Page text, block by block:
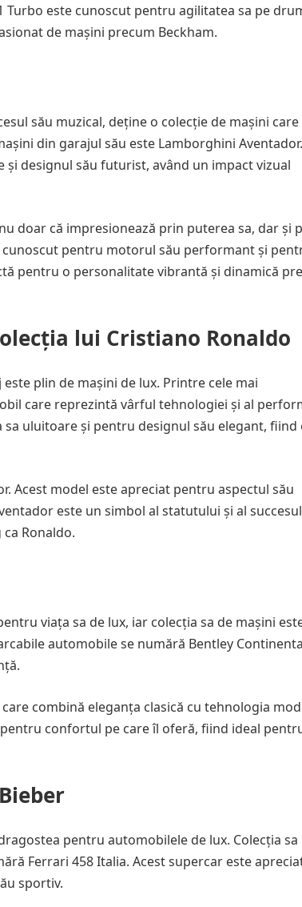
este cunoscut pentru agilitatea sa pe
de mașini precum Beckham.
său muzical, deține o colecție de mașini care
din garajul său este Lamborghini
designul său futurist, având un impact vizual
doar că impresionează prin puterea sa, dar și
pentru motorul său performant și
pentru o personalitate vibrantă și dinamică
lui Cristiano Ronaldo
plin de mașini de lux. Printre cele mai
care reprezintă vârful tehnologiei și al
uluitoare și pentru designul său elegant, fiind
Acest model este apreciat pentru aspectul său
este un simbol al statutului și al
Ronaldo.
viața sa de lux, iar colecția sa de mașini
automobile se numără Bentley
combină eleganța clasică cu tehnologia
confortul pe care îl oferă, fiind ideal
pentru automobilele de lux. Colecția sa
Ferrari 458 Italia. Acest supercar este
sportiv.